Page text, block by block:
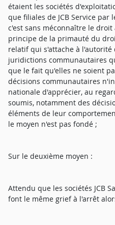
étaient les sociétés
que filiales de JCB Service
c'est sans méconnaître le
principe de la primauté du
relatif qui s'attache à l'autorité
juridictions communautaires
que le fait qu'elles ne soient
décisions communautaires
nationale d'apprécier, au
soumis, notamment des
éléments de leur
le moyen n'est pas fondé ;
Sur le deuxième moyen :
Attendu que les sociétés JCB
font le même grief à l'arrêt